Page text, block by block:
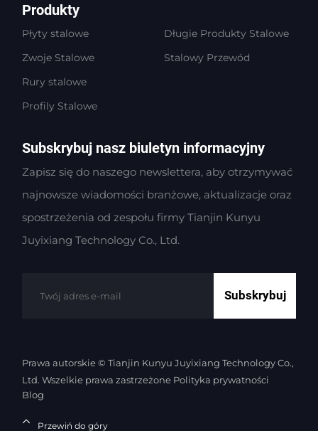
Produkty
Płyty stalowe
Zwoje Stalowe
Rury stalowe
Profily Stalowe
Długie Produkty Stalowe
Stalowy Przewód
Subskrybuj nasz biuletyn informacyjny
Zapisz się do naszego newslettera, aby otrzymywać
najnowsze wiadomości branżowe, aktualizacje oraz
spostrzeżenia od zespołu firmy Tianjin Kunyu
Juyixiang Technology Co., Ltd.
Subskrybuj
Prawa autorskie © Tianjin Kunyu Juyixiang Technology Co.,
Ltd. Wszelkie prawa zastrzeżone Polityka prywatności
Blog
Przewiń do góry